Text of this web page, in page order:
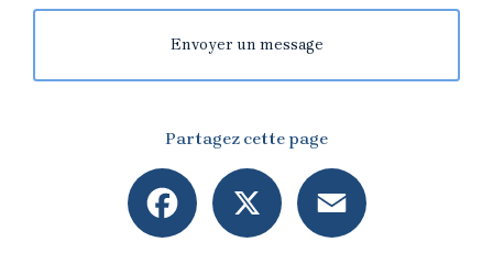
Envoyer un message
Partagez cette page
Facebook